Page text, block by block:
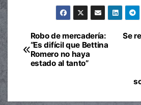
Navegación
de
Se
Robo de mercadería:
“Es difícil que Bettina
Romero no haya
estado al tanto”